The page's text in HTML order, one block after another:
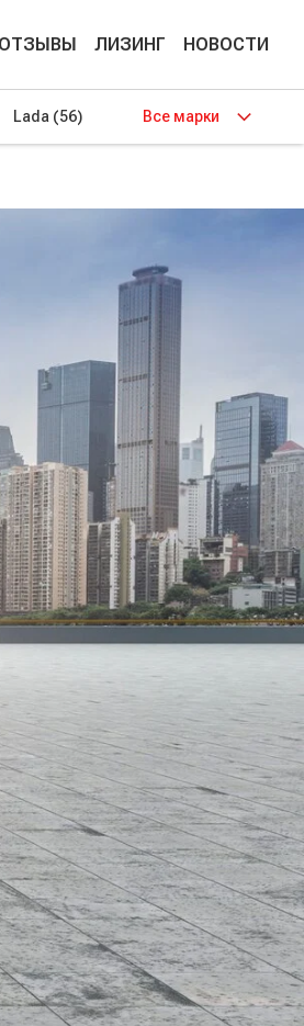
ОТЗЫВЫ ЛИЗИНГ НОВОСТИ
Lada (56) Все марки